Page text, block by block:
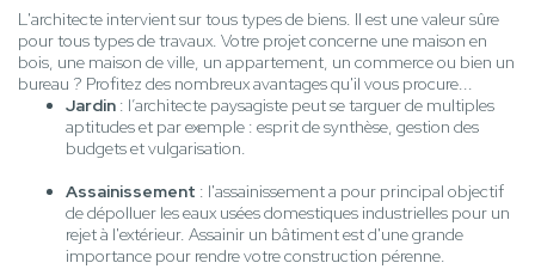
L'architecte intervient sur tous types de biens. Il est une valeur sûre
pour tous types de travaux. Votre projet concerne une maison en
bois, une maison de ville, un appartement, un commerce ou bien un
bureau ? Profitez des nombreux avantages qu'il vous procure...
Jardin : l’architecte paysagiste peut se targuer de multiples
aptitudes et par exemple : esprit de synthèse, gestion des
budgets et vulgarisation.
Assainissement : l'assainissement a pour principal objectif
de dépolluer les eaux usées domestiques industrielles pour un
rejet à l'extérieur. Assainir un bâtiment est d'une grande
importance pour rendre votre construction pérenne.